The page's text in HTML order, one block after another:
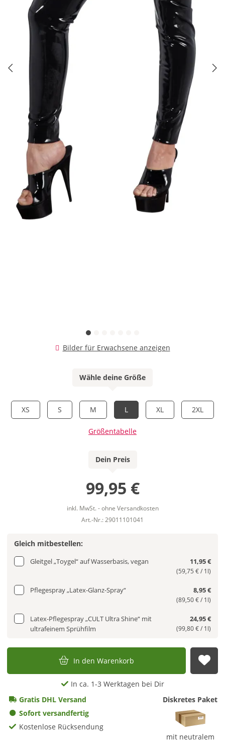
Bilder für Erwachsene anzeigen
Wähle deine Größe
XS S M L XL 2XL
Größentabelle
Dein Preis
99,95 €
inkl. MwSt. - ohne Versandkosten
Art.-Nr.: 29011101041
Gleich mitbestellen:
Gleitgel „Toygel“ auf Wasserbasis, vegan 11,95 €
(59,75 € / 1l)
Pflegespray „Latex-Glanz-Spray“ 8,95 €
(89,50 € / 1l)
Latex-Pflegespray „CULT Ultra Shine“ mit
ultrafeinem Sprühfilm
24,95 €
(99,80 € / 1l)
In den Warenkorb
In ca. 1-3 Werktagen bei Dir
Gratis DHL Versand
Sofort versandfertig
Kostenlose Rücksendung
Diskretes Paket
mit neutralem